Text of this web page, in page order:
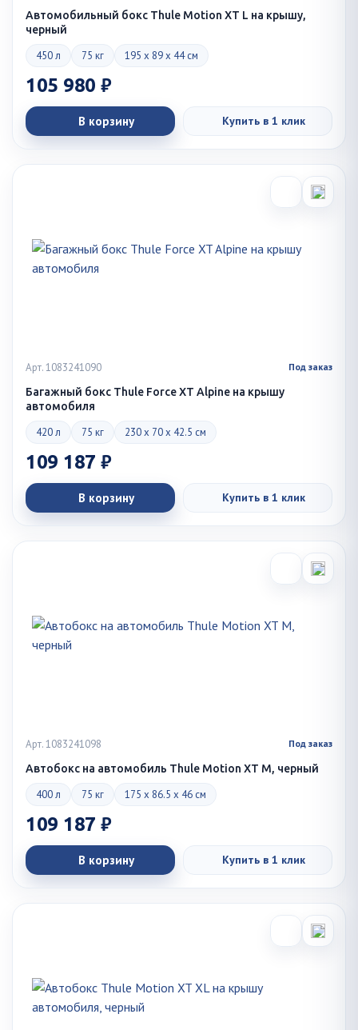
Автомобильный бокс Thule Motion XT L на крышу,
черный
450 л 75 кг 195 x 89 x 44 см
105 980 ₽
В корзину Купить в 1 клик
Арт. 1083241090 Под заказ
Багажный бокс Thule Force XT Alpine на крышу
автомобиля
420 л 75 кг 230 x 70 x 42.5 см
109 187 ₽
В корзину Купить в 1 клик
Арт. 1083241098 Под заказ
Автобокс на автомобиль Thule Motion XT M, черный
400 л 75 кг 175 x 86.5 x 46 см
109 187 ₽
В корзину Купить в 1 клик